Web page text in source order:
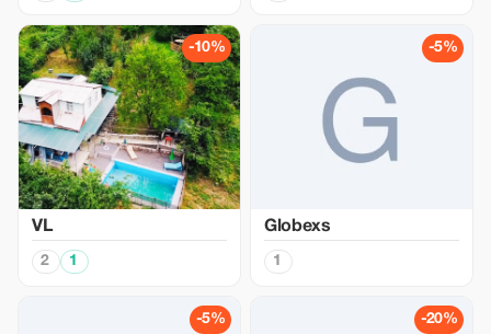
-10%
VL
2 1
-5%
Globexs
1
-5% -20%